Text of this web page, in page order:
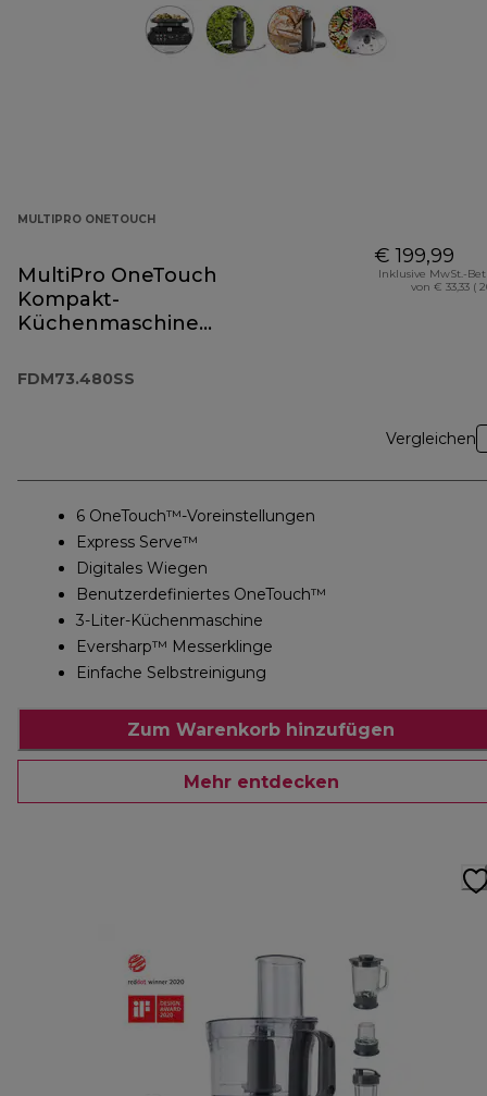
MULTIPRO ONETOUCH
MultiPro OneTouch
Kompakt-
Küchenmaschine
FDM73.480SS
€ 199,99
Inklusive MwSt.-
von € 33,33 (
Vergleichen
6 OneTouch™-Voreinstellungen
Express Serve™
Digitales Wiegen
Benutzerdefiniertes OneTouch™
3-Liter-Küchenmaschine
Eversharp™ Messerklinge
Einfache Selbstreinigung
Zum Warenkorb hinzufügen
Mehr entdecken